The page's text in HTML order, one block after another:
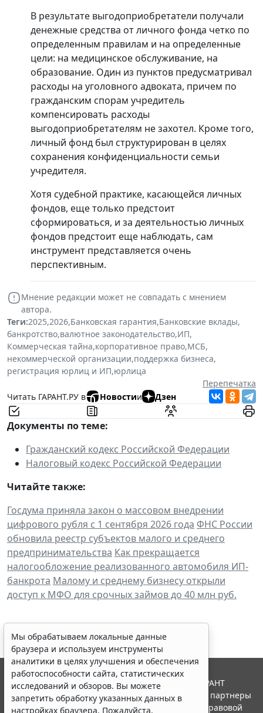
В результате выгодоприобретатели получали
денежные средства от личного фонда четко по
определенным правилам и на определенные
цели: на медицинское обслуживание, на
образование. Один из пунктов предусматривал
расходы на уголовного адвоката, причем по
гражданским спорам учредитель
компенсировать расходы
выгодоприобретателям не захотел. Кроме того,
личный фонд был структурирован в целях
сохранения конфиденциальности семьи
учредителя.
Хотя судебной практике, касающейся личных
фондов, еще только предстоит
сформироваться, и за деятельностью личных
фондов предстоит еще наблюдать, сам
инструмент представляется очень
перспективным.
Мнение редакции может не совпадать с мнением
автора.
Теги:2025,2026,Банковская гарантия,Банковские вклады,
банкротство,валютное законодательство,ИП,
Коммерческая тайна,корпоративное право,МСБ,
некоммерческой организации,поддержка бизнеса,
регистрация юрлиц и ИП,юрлица
Перепечатка
Читать ГАРАНТ.РУ в
Новостии Дзен
Документы по теме:
Гражданский кодекс Российской Федерации
Налоговый кодекс Российской Федерации
Читайте также:
Госдума приняла закон о массовом внедрении
цифрового рубля с 1 сентября 2026 года ФНС России
обновила реестр субъектов малого и среднего
предпринимательства Как прекращается
налогообложение реализованного автомобиля ИП-
банкрота Малому и среднему бизнесу открыли
доступ к МФО для срочных займов до 40 млн руб.
Мы обрабатываем локальные данные
браузера и используем инструменты
аналитики в целях улучшения и обеспечения
работоспособности сайта, статистических
исследований и обзоров. Вы можете
запретить обработку указанных данных в
настройках браузера. Пожалуйста,
© ООО "НПП "ГАРАНТ-СЕРВИС", 2026. Система ГАРАНТ
выпускается с 1990 года. Компания "Гарант" и ее партнеры
являются участниками Российской ассоциации правовой